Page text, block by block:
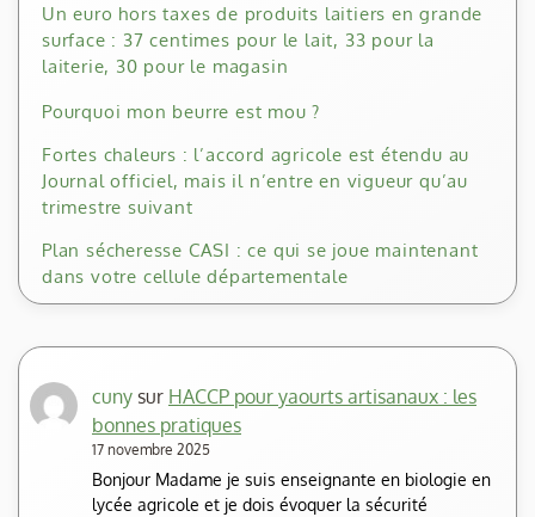
Un euro hors taxes de produits laitiers en grande
surface : 37 centimes pour le lait, 33 pour la
laiterie, 30 pour le magasin
Pourquoi mon beurre est mou ?
Fortes chaleurs : l’accord agricole est étendu au
Journal officiel, mais il n’entre en vigueur qu’au
trimestre suivant
Plan sécheresse CASI : ce qui se joue maintenant
dans votre cellule départementale
cuny sur HACCP pour yaourts artisanaux : les
bonnes pratiques
17 novembre 2025
Bonjour Madame je suis enseignante en biologie en
lycée agricole et je dois évoquer la sécurité